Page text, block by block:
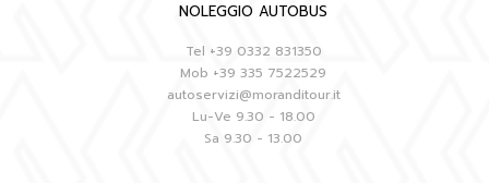
NOLEGGIO AUTOBUS
Tel +39 0332 831350
Mob +39 335 7522529
autoservizi@moranditour.it
Lu-Ve 9.30 - 18.00
Sa 9.30 - 13.00